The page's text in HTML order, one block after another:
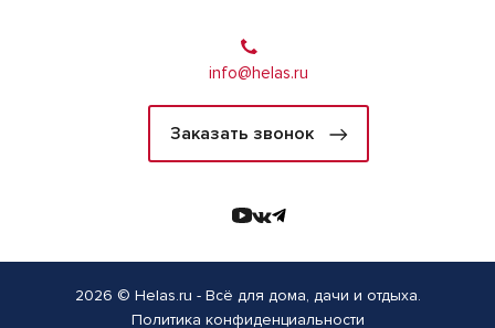
info@helas.ru
Заказать звонок
2026 © Helas.ru - Всё для дома, дачи и отдыха.
Политика конфиденциальности